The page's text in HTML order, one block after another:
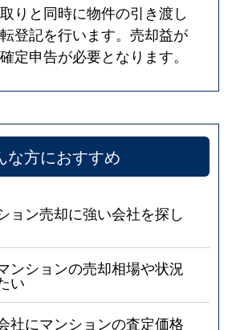
りと同時に物件の引き渡し
登記を行います。売却益が
定申告が必要となります。
な方におすすめ
ョン売却に強い会社を探し
ンションの売却相場や状況
い
社にマンションの査定価格